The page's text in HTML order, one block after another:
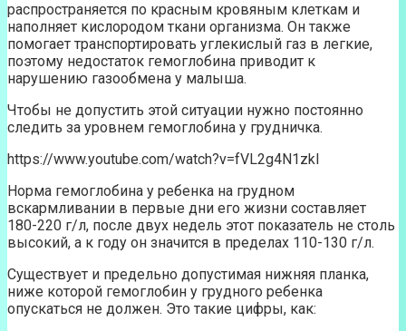
распространяется по красным кровяным клеткам и
наполняет кислородом ткани организма. Он также
помогает транспортировать углекислый газ в легкие,
поэтому недостаток гемоглобина приводит к
нарушению газообмена у малыша.
Чтобы не допустить этой ситуации нужно постоянно
следить за уровнем гемоглобина у грудничка.
https://www.youtube.com/watch?v=fVL2g4N1zkI
Норма гемоглобина у ребенка на грудном
вскармливании в первые дни его жизни составляет
180-220 г/л, после двух недель этот показатель не столь
высокий, а к году он значится в пределах 110-130 г/л.
Существует и предельно допустимая нижняя планка,
ниже которой гемоглобин у грудного ребенка
опускаться не должен. Это такие цифры, как: